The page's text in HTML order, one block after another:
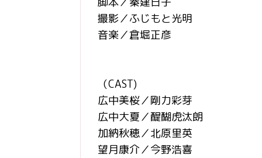
撮影／ふじもと光明
音楽／倉堀正彦
（CAST)
広中美桜／剛力彩芽
広中大夏／醍醐虎汰朗
加納秋穂／北原里英
望月康介／今野浩喜